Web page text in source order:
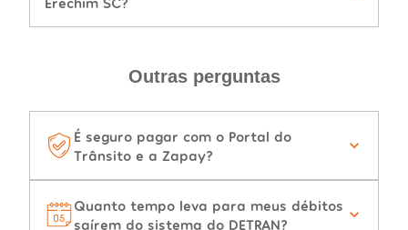
Outras perguntas
É seguro pagar com o Portal do
Trânsito e a Zapay?
Quanto tempo leva para meus débitos
saírem do sistema do DETRAN?